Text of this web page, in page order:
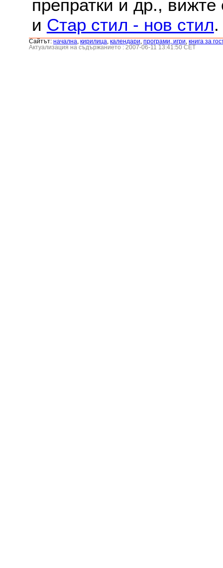
препратки и др.,
и Стар стил - нов стил.
Сайтът: началнa кирилица календари програми, игри книга за
Актуализация на съдържанието : 2007-06-11 13:41:50 CET